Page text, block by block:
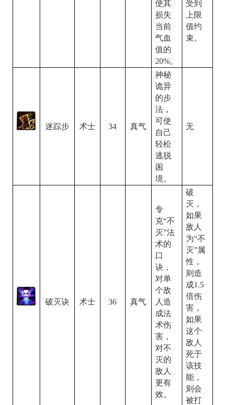
使其
损失
当前
气血
值的
20%。
受到
上限
值约
束。
迷踪步 术士 34 真气
神秘
诡异
的步
法，
可使
自己
轻松
逃脱
困
境。
无
破灭诀 术士 36 真气
专
克“不
灭”法
术的
口
诀，
对单
个敌
人造
成法
术伤
害，
对不
灭的
敌人
更有
效。
破
灭，
如果
敌人
为“不
灭”属
性，
则造
成1.5
倍伤
害，
如果
这个
敌人
死于
该技
能，
则会
被打